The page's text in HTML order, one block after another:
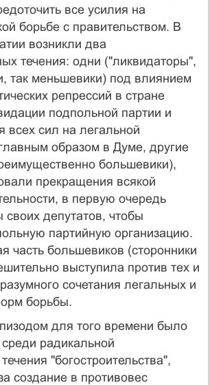
все усилия на
борьбе с правительством. В
возникли два
течения: одни ("ликвидаторы",
так меньшевики) под влиянием
репрессий в стране
подпольной партии и
всех сил на легальной
образом в Думе, другие
большевики),
прекращения всякой
в первую очередь
депутатов, чтобы
партийную организацию.
часть большевиков (сторонники
выступила против тех и
сочетания легальных и
борьбы.
для того времени было
радикальной
"богостроительства",
создание в противовес